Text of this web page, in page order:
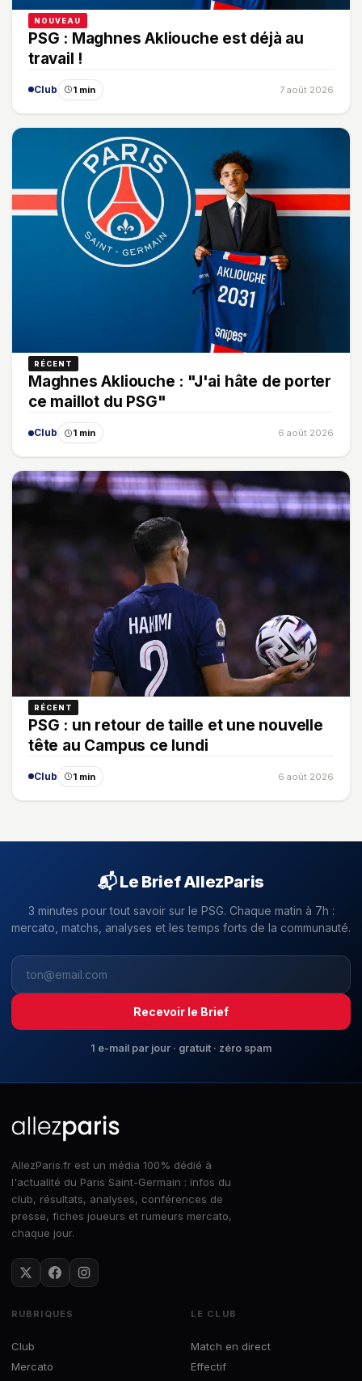
NOUVEAU
PSG : Maghnes Akliouche est déjà au
travail !
Club 1 min 7 août 2026
RÉCENT
Maghnes Akliouche : "J'ai hâte de porter
ce maillot du PSG"
Club 1 min 6 août 2026
RÉCENT
PSG : un retour de taille et une nouvelle
tête au Campus ce lundi
Club 1 min 6 août 2026
📬 Le Brief AllezParis
3 minutes pour tout savoir sur le PSG. Chaque matin à 7h :
mercato, matchs, analyses et les temps forts de la communauté.
Recevoir le Brief
1 e-mail par jour · gratuit · zéro spam
AllezParis.fr est un média 100% dédié à
l'actualité du Paris Saint-Germain : infos du
club, résultats, analyses, conférences de
presse, fiches joueurs et rumeurs mercato,
chaque jour.
RUBRIQUES
Club
Mercato
LE CLUB
Match en direct
Effectif